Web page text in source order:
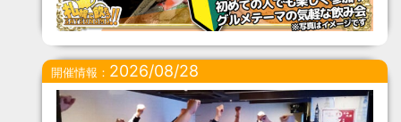
開催情報： 2026/08/28